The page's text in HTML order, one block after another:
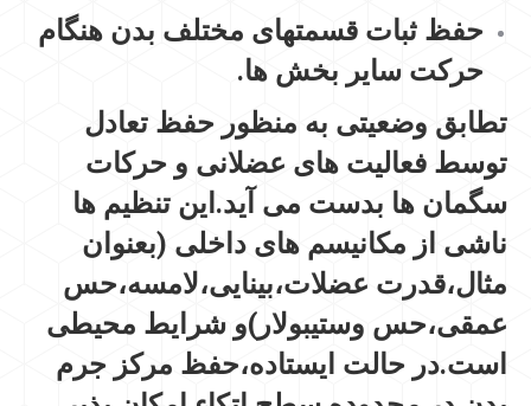
حفظ ثبات قسمتهای مختلف بدن هنگام
حرکت سایر بخش ها.
تطابق وضعیتی به منظور حفظ تعادل
توسط فعالیت های عضلانی و حرکات
سگمان ها بدست می آید.این تنظیم ها
ناشی از مکانیسم های داخلی (بعنوان
مثال،قدرت عضلات،بینایی،لامسه،حس
عمقی،حس وستیبولار)و شرایط محیطی
است.در حالت ایستاده،حفظ مرکز جرم